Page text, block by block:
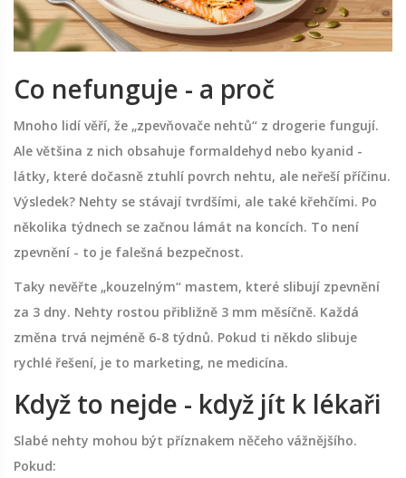
Co nefunguje - a proč
Mnoho lidí věří, že „zpevňovače nehtů“ z drogerie fungují.
Ale většina z nich obsahuje formaldehyd nebo kyanid -
látky, které dočasně ztuhlí povrch nehtu, ale neřeší příčinu.
Výsledek? Nehty se stávají tvrdšími, ale také křehčími. Po
několika týdnech se začnou lámát na koncích. To není
zpevnění - to je falešná bezpečnost.
Taky nevěřte „kouzelným“ mastem, které slibují zpevnění
za 3 dny. Nehty rostou přibližně 3 mm měsíčně. Každá
změna trvá nejméně 6-8 týdnů. Pokud ti někdo slibuje
rychlé řešení, je to marketing, ne medicína.
Když to nejde - když jít k lékaři
Slabé nehty mohou být příznakem něčeho vážnějšího.
Pokud: